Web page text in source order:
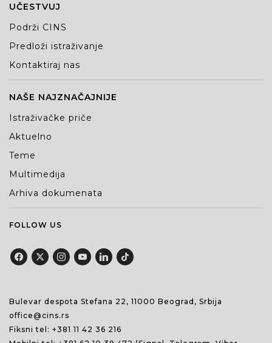
UČESTVUJ
Podrži CINS
Predloži istraživanje
Kontaktiraj nas
NAŠE NAJZNAČAJNIJE
Istraživačke priče
Aktuelno
Teme
Multimedija
Arhiva dokumenata
FOLLOW US
Bulevar despota Stefana 22, 11000 Beograd, Srbija
office@cins.rs
Fiksni tel: +381 11 42 36 216